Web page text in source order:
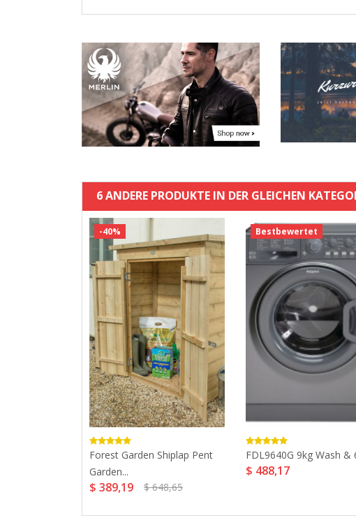
6 ANDERE PRODUKTE IN DER GLEICHEN
-40%
Forest Garden Shiplap Pent
Garden...
$ 389,19 $ 648,65
Bestbewertet
FDL9640G 9kg Wash &
$ 488,17